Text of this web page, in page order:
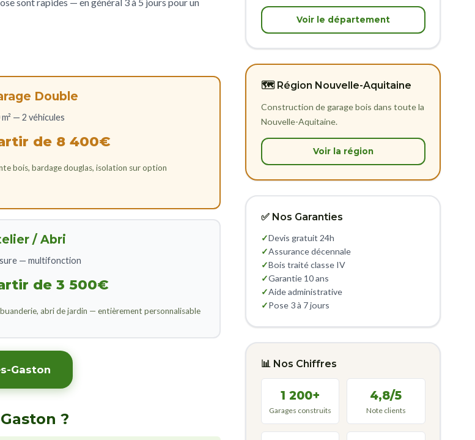
Double
m² — 2 véhicules
de 8 400€
bois, bardage douglas, isolation sur option
/ Abri
— multifonction
de 3 500€
abri de jardin — entièrement personnalisable
Gaston
?
Voir le département
🗺️ Région Nouvelle-Aquitaine
Construction de garage bois dans toute la
Nouvelle-Aquitaine.
Voir la région
✅ Nos Garanties
✓Devis gratuit 24h
✓Assurance décennale
✓Bois traité classe IV
✓Garantie 10 ans
✓Aide administrative
✓Pose 3 à 7 jours
📊 Nos Chiffres
1 200+
Garages construits
4,8/5
Note clients